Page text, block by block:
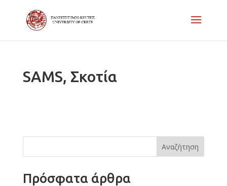
SAMS, Σκοτία
Αναζήτηση
Πρόσφατα άρθρα